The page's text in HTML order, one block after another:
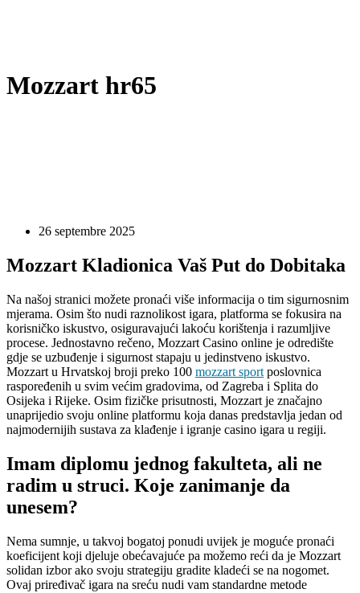
Mozzart hr65
26 septembre 2025
Mozzart Kladionica Vaš Put do Dobitaka
Na našoj stranici možete pronaći više informacija o tim sigurnosnim
mjerama. Osim što nudi raznolikost igara, platforma se fokusira na
korisničko iskustvo, osiguravajući lakoću korištenja i razumljive
procese. Jednostavno rečeno, Mozzart Casino online je odredište
gdje se uzbuđenje i sigurnost stapaju u jedinstveno iskustvo.
Mozzart u Hrvatskoj broji preko 100 mozzart sport poslovnica
raspoređenih u svim većim gradovima, od Zagreba i Splita do
Osijeka i Rijeke. Osim fizičke prisutnosti, Mozzart je značajno
unaprijedio svoju online platformu koja danas predstavlja jedan od
najmodernijih sustava za klađenje i igranje casino igara u regiji.
Imam diplomu jednog fakulteta, ali ne
radim u struci. Koje zanimanje da
unesem?
Nema sumnje, u takvoj bogatoj ponudi uvijek je moguće pronaći
koeficijent koji djeluje obećavajuće pa možemo reći da je Mozzart
solidan izbor ako svoju strategiju gradite kladeći se na nogomet.
Ovaj priređivač igara na sreću nudi vam standardne metode